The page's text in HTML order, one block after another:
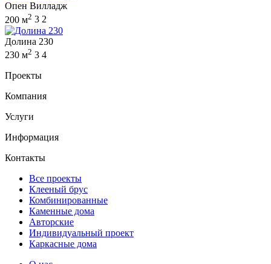
Опен Вилладж
200 м2 3 2
Долина 230
230 м2 3 4
Проекты
Компания
Услуги
Информация
Контакты
Все проекты
Клееный брус
Комбинированные
Каменные дома
Авторские
Индивидуальный проект
Каркасные дома